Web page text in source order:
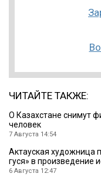
ЧИТАЙТЕ ТАКЖЕ:
О Казахстане снимут
человек
7 Августа 14:54
Актауская художница
гуся» в произведение
6 Августа 12:47